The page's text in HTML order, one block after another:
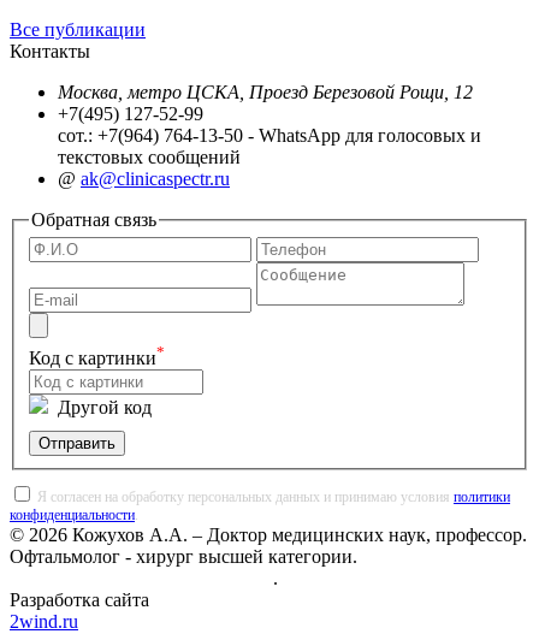
Все публикации
Контакты
Москва, метро ЦСКА, Проезд Березовой Рощи, 12
+7(495) 127-52-99
сот.: +7(964) 764-13-50 - WhatsApp для голосовых и
текстовых сообщений
@ ak@clinicaspectr.ru
Обратная связь
Код с картинки*
Другой код
Отправить
Я согласен на обработку персональных данных и принимаю условия политики
конфиденциальности.
© 2026 Кожухов А.А. – Доктор медицинских наук, профессор.
Офтальмолог - хирург высшей категории.
.
Разработка сайта
2wind.ru